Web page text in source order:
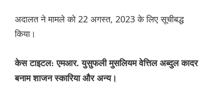
अदालत ने मामले को 22 अगस्त, 2023 के लिए सूचीबद्ध
किया।
केस टाइटल: एमआर. युसुफली मुसलियम वेत्तिल अब्दुल कादर
बनाम शाजन स्कारिया और अन्य।